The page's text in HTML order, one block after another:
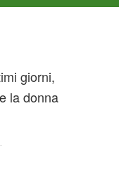
giorni,
la donna